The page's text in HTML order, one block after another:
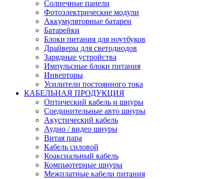
Солнечные панели
Фотоэлектрические модули
Аккумуляторные батареи
Батарейки
Блоки питания для ноутбуков
Драйверы для светодиодов
Зарядные устройства
Импульсные блоки питания
Инверторы
Усилители постоянного тока
КАБЕЛЬНАЯ ПРОДУКЦИЯ
Оптический кабель и шнуры
Соединительные авто шнуры
Акустический кабель
Аудио / видео шнуры
Витая пара
Кабель силовой
Коаксиальный кабель
Компьютерные шнуры
Межплатные кабели питания